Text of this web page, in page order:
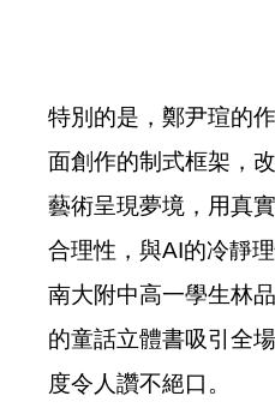
特別的是，鄭尹瑄的
面創作的制式框架，
藝術呈現夢境，用真
合理性，與AI的冷靜
南大附中高一學生林
的童話立體書吸引全
度令人讚不絕口。